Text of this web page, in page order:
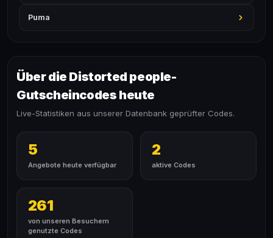
Puma
Über die Distorted people-
Gutscheincodes heute
Live-Statistiken aus unserer Datenbank geprüfter Codes.
5
Angebote heute verfügbar
2
aktive Codes
261
von unseren Besuchern
genutzte Codes